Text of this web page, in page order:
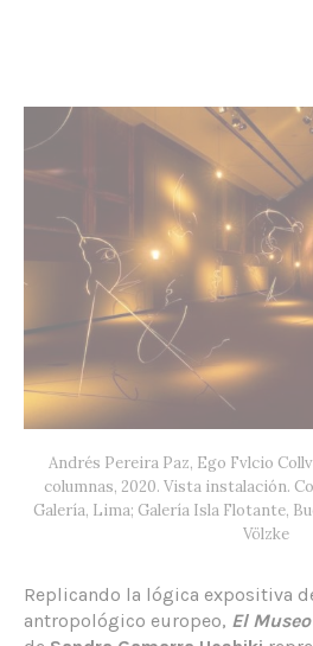
Andrés Pereira Paz, Ego Fvlcio
columnas, 2020. Vista instalación.
Galería, Lima; Galería Isla Flotante,
Völzke
Replicando la lógica expositiva
antropológico europeo, El